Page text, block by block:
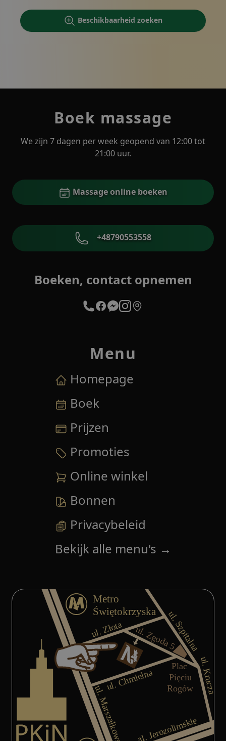
Beschikbaarheid zoeken
Boek massage
We zijn 7 dagen per week geopend van 12:00 tot
21:00 uur.
Massage online boeken
+48790553558
Boeken, contact opnemen
Menu
Homepage
Boek
Prijzen
Promoties
Online winkel
Bonnen
Privacybeleid
Bekijk alle menu's →